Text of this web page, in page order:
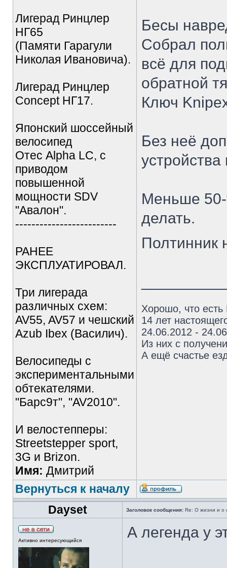
Лигерад Ринцлер
НГ65
(Памяти Гарагули
Николая Ивановича).
Лигерад Ринцлер
Concept НГ17.
Японский шоссейный
велосипед
Отес Alpha LC, с
приводом
повышенной
мощности SDV
"Авалон".
-------------------------
РАНЕЕ
ЭКСПЛУАТИРОВАЛ.
Три лигерада
различных схем:
AV55, AV57 и чешский
Azub Ibex (Василич).
Велосипеды с
экспериментальными
обтекателями.
"Барс9т", "AV2010".
И велостепперы:
Streetstepper sport,
3G и Brizon.
Имя: Дмитрий
Бесы
Собрал
всё для
обратной
Ключ
Без неё
Меньше 50-
делать.
Полтинник
Хорошо, что
14 лет
24.06.2012 -
Из них с
А ещё счастье
Вернуться к началу
Dayset
Заголовок сообщения: Re: О жизни и о
Активно интересующийся А легенда у